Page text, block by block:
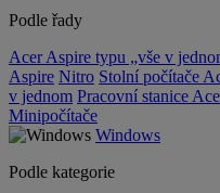
Podle řady
Acer Aspire typu „vše v
Aspire Nitro Stolní počítače
v jednom Pracovní stanice
Minipočítače
Windows
Podle kategorie